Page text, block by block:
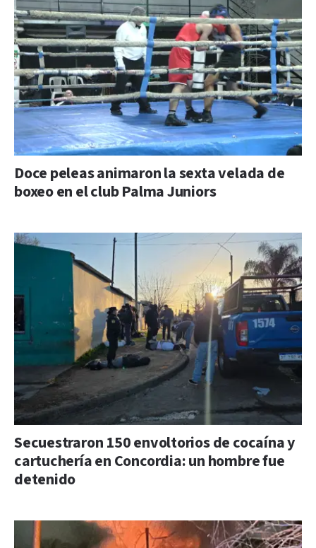
Doce peleas animaron la sexta velada de
boxeo en el club Palma Juniors
Secuestraron 150 envoltorios de cocaína y
cartuchería en Concordia: un hombre fue
detenido